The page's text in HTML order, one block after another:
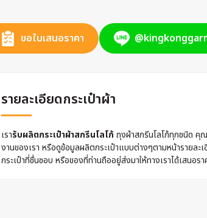
ขอใบเสนอราคา
รายละเอียดกระเป๋าผ้า
เรารับผลิตกระเป๋าผ้าสกรีนโลโก้ ถุงผ้าสกรีนโลโก้ทุกชนิด คุ
งานของเรา หรือดูข้อมูลผลิตกระเป๋าแบบต่างๆตามหน้ารายละเ
กระเป๋าที่ชื่นชอบ หรือของที่ท่านถืออยู่ส่งมาให้ทางเราได้เสนอรา